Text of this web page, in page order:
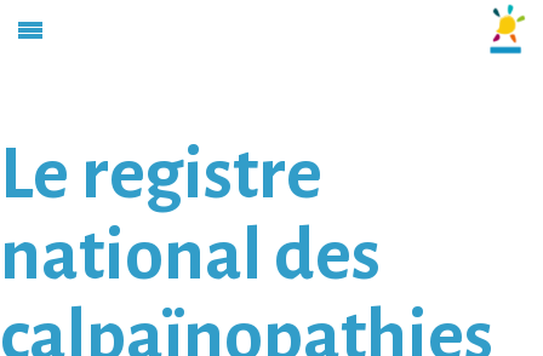
Le registre
national des
calpaïnopathies